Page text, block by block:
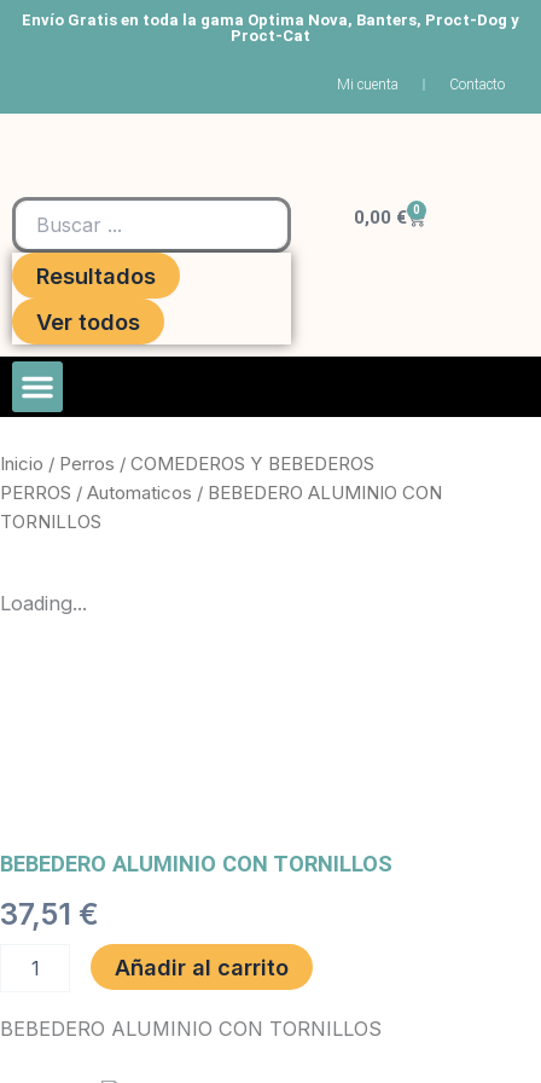
Envío Gratis en toda la gama Optima Nova, Banters, Proct-Dog y
Proct-Cat
Mi cuenta Contacto
Search
Resultados
Ver todos
0,00 € 0
Carrito
Inicio / Perros / COMEDEROS Y BEBEDEROS
PERROS / Automaticos / BEBEDERO ALUMINIO CON
TORNILLOS
Loading...
BEBEDERO ALUMINIO CON TORNILLOS
37,51 €
ALUMINIO
TORNILLOS
Añadir al carrito
BEBEDERO ALUMINIO CON TORNILLOS